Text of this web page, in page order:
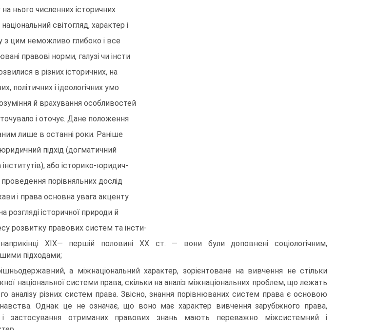
нього численних історичних
світогляд, характер і
з цим неможливо глибоко і все
правові норми, галузі чи інсти
в різних історичних, на
політичних і ідеологічних умо
й врахування особливостей
і оточує. Дане положення
лише в останні роки. Раніше
підхід (догматичний
або історико-юридич-
проведення порівняльних дослід
і права основна увага акценту
розгляді історичної природи й
розвитку правових систем та інсти-
XIX— першій половині XX ст. — вони були доповнені соціологічним,
підходами;
а міжнаціональний характер, зорієнтоване на вивчення не стільки
національної системи права, скільки на аналіз міжнаціональних проблем, що лежать
аналізу різних систем права. Звісно, знання порівнюваних систем права є основою
Однак це не означає, що воно має характер вивчення зарубіжного права,
і застосування отриманих правових знань мають переважно міжсистемний і